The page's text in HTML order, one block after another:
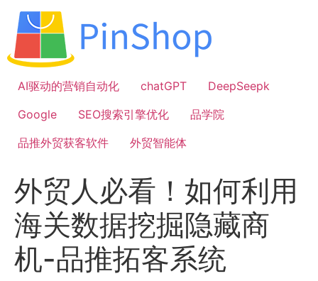
容
AI驱动的营销自动化
chatGPT
DeepSeepk
Google
SEO搜索引擎优化
品学院
品推外贸获客软件
外贸智能体
外贸人必看！如何利用
海关数据挖掘隐藏商
机-品推拓客系统